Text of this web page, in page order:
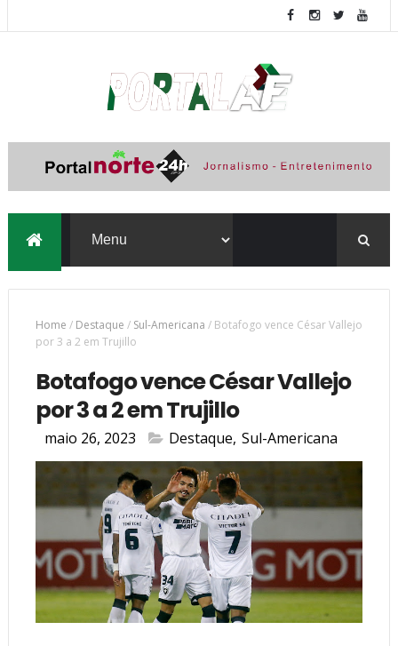
Home / Destaque / Sul-Americana / Botafogo vence César Vallejo
por 3 a 2 em Trujillo
Botafogo vence César Vallejo
por 3 a 2 em Trujillo
maio 26, 2023 Destaque, Sul-Americana